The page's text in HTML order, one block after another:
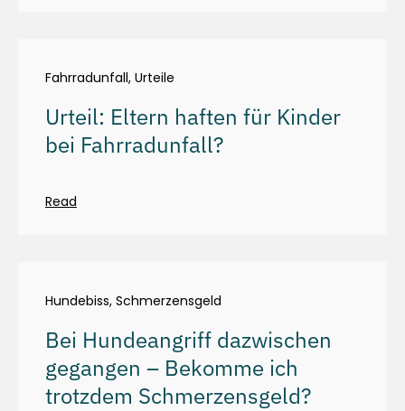
Fahrradunfall, Urteile
Urteil: Eltern haften für Kinder
bei Fahrradunfall?
Read
Hundebiss, Schmerzensgeld
Bei Hundeangriff dazwischen
gegangen – Bekomme ich
trotzdem Schmerzensgeld?